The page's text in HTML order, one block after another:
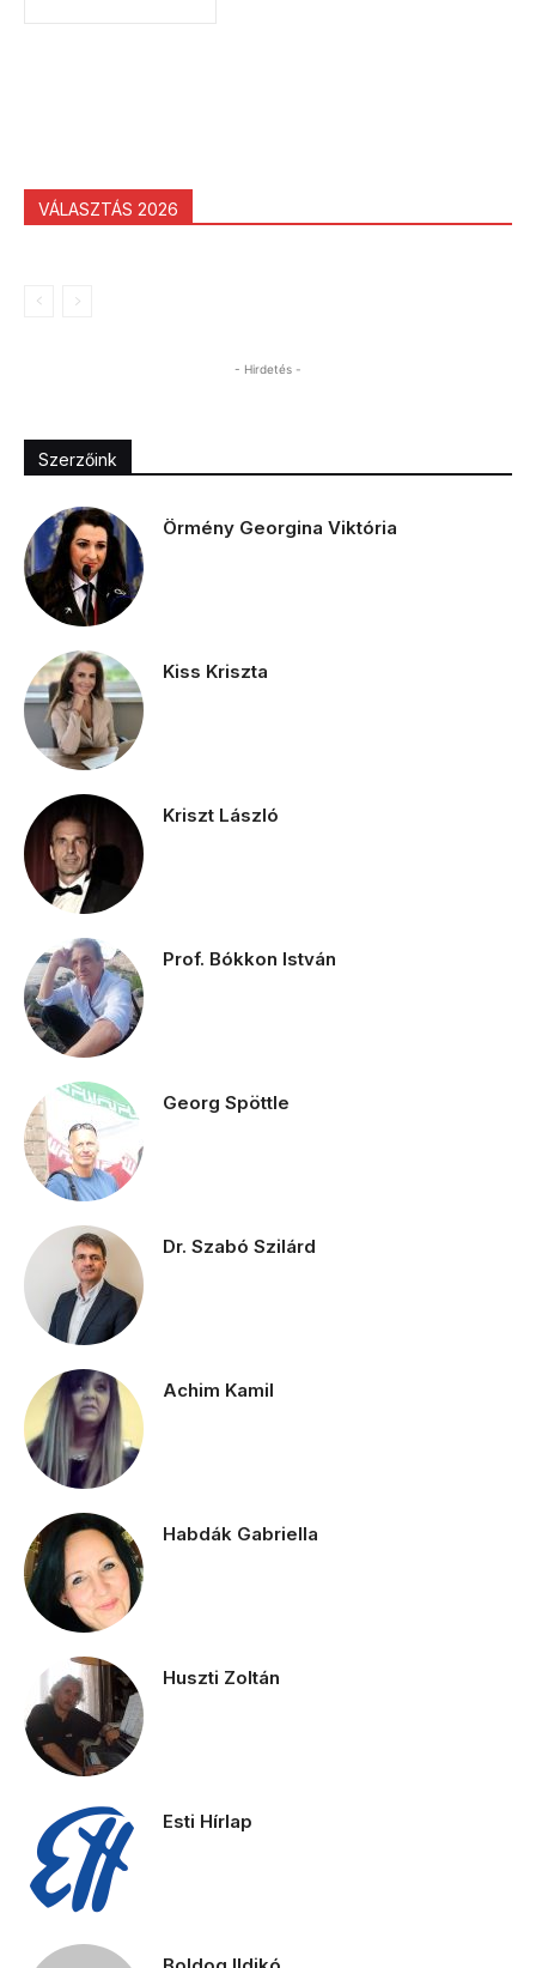
VÁLASZTÁS 2026
- Hirdetés -
Szerzőink
Örmény Georgina Viktória
Kiss Kriszta
Kriszt László
Prof. Bókkon István
Georg Spöttle
Dr. Szabó Szilárd
Achim Kamil
Habdák Gabriella
Huszti Zoltán
Esti Hírlap